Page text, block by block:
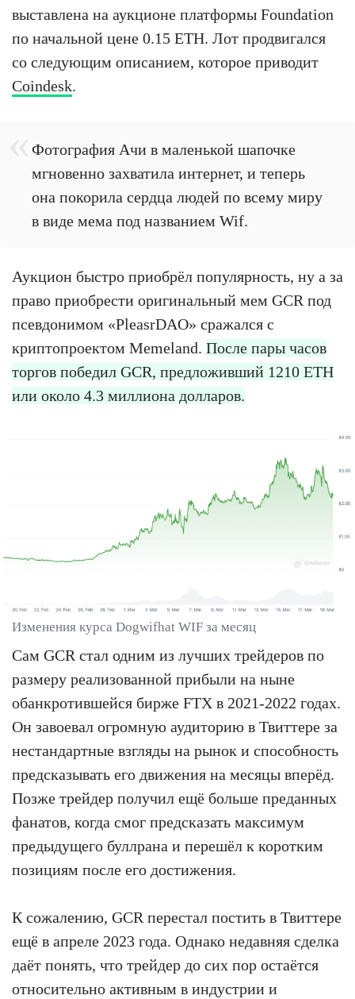
выставлена на аукционе платформы Foundation
по начальной цене 0.15 ETH. Лот продвигался
со следующим описанием, которое приводит
Coindesk.
Фотография Ачи в маленькой шапочке
мгновенно захватила интернет, и теперь
она покорила сердца людей по всему миру
в виде мема под названием Wif.
Аукцион быстро приобрёл популярность, ну а за
право приобрести оригинальный мем GCR под
псевдонимом «PleasrDAO» сражался с
криптопроектом Memeland. После пары часов
торгов победил GCR, предложивший 1210 ETH
или около 4.3 миллиона долларов.
Изменения курса Dogwifhat WIF за месяц
Сам GCR стал одним из лучших трейдеров по
размеру реализованной прибыли на ныне
обанкротившейся бирже FTX в 2021-2022 годах.
Он завоевал огромную аудиторию в Твиттере за
нестандартные взгляды на рынок и способность
предсказывать его движения на месяцы вперёд.
Позже трейдер получил ещё больше преданных
фанатов, когда смог предсказать максимум
предыдущего буллрана и перешёл к коротким
позициям после его достижения.
К сожалению, GCR перестал постить в Твиттере
ещё в апреле 2023 года. Однако недавняя сделка
даёт понять, что трейдер до сих пор остаётся
относительно активным в индустрии и